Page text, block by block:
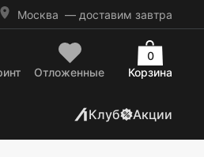
Москва — доставим завтра
Отложенные Корзина
0
Клуб Акции